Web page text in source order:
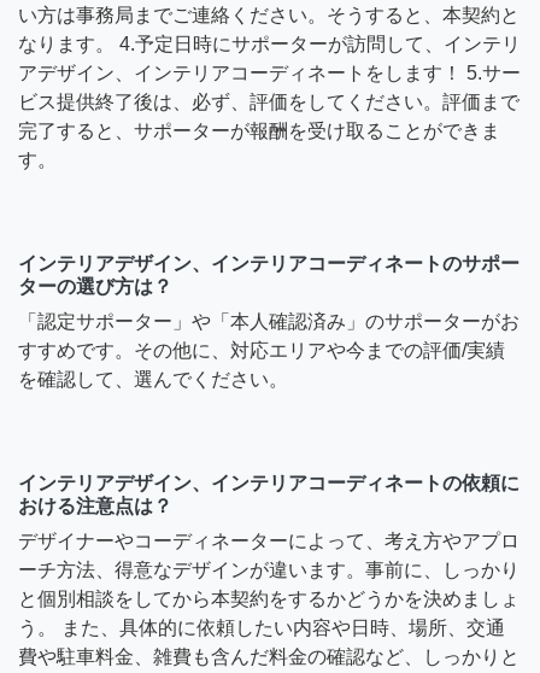
い方は事務局までご連絡ください。そうすると、本契約と
なります。 4.予定日時にサポーターが訪問して、インテリ
アデザイン、インテリアコーディネートをします！ 5.サー
ビス提供終了後は、必ず、評価をしてください。評価まで
完了すると、サポーターが報酬を受け取ることができま
す。
インテリアデザイン、インテリアコーディネートのサポー
ターの選び方は？
「認定サポーター」や「本人確認済み」のサポーターがお
すすめです。その他に、対応エリアや今までの評価/実績
を確認して、選んでください。
インテリアデザイン、インテリアコーディネートの依頼に
おける注意点は？
デザイナーやコーディネーターによって、考え方やアプロ
ーチ方法、得意なデザインが違います。事前に、しっかり
と個別相談をしてから本契約をするかどうかを決めましょ
う。 また、具体的に依頼したい内容や日時、場所、交通
費や駐車料金、雑費も含んだ料金の確認など、しっかりと